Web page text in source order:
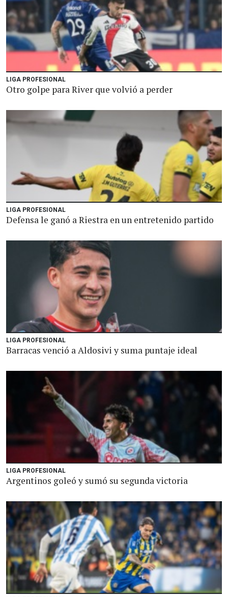
LIGA PROFESIONAL
Otro golpe para River que volvió a perder
LIGA PROFESIONAL
Defensa le ganó a Riestra en un entretenido partido
LIGA PROFESIONAL
Barracas venció a Aldosivi y suma puntaje ideal
LIGA PROFESIONAL
Argentinos goleó y sumó su segunda victoria